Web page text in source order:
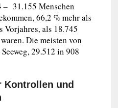
– 31.155 Menschen
66,2 % mehr als
Vorjahres, als 18.745
Die meisten von
29.512 in 908
Kontrollen und